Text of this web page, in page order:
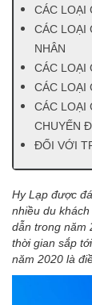
CÁC LOẠI
CÁC LOẠI
NHÂN
CÁC LOẠI
CÁC LOẠI
CÁC LOẠI
CHUYẾN
ĐỐI VỚI
Hy Lạp được
nhiều du
dẫn trong năm
thời gian sắp
năm 2020 là